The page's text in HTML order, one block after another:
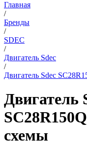
Главная
/
Бренды
/
SDEC
/
Двигатель Sdec
/
Двигатель Sdec
Двигатель
схемы